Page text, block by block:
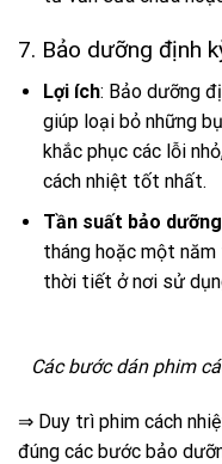
7. Bảo dưỡng định
Lợi ích: Bảo dưỡng
giúp loại bỏ những
khắc phục các lỗi
cách nhiệt tốt nhất.
Tần suất bảo dưỡng
tháng hoặc một
thời tiết ở nơi sử
Các bước dán phim
⇒ Duy trì phim cách
đúng các bước bảo